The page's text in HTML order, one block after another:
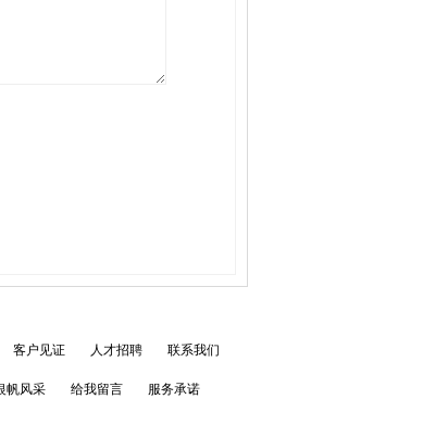
客户见证 人才招聘 联系我们
帆风采 给我留言 服务承诺